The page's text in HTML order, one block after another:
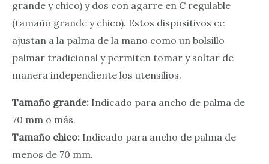
grande y chico) y dos con agarre en C regulable
(tamaño grande y chico). Estos dispositivos ee
ajustan a la palma de la mano como un bolsillo
palmar tradicional y permiten tomar y soltar de
manera independiente los utensilios.
Tamaño grande: Indicado para ancho de palma de
70 mm o más.
Tamaño chico: Indicado para ancho de palma de
menos de 70 mm.